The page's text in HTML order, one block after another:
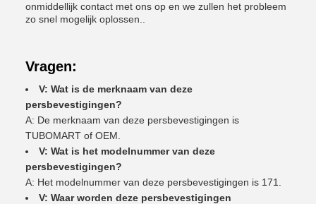
onmiddellijk contact met ons op en we zullen het probleem
zo snel mogelijk oplossen..
Vragen:
V: Wat is de merknaam van deze
persbevestigingen?
A: De merknaam van deze persbevestigingen is
TUBOMART of OEM.
V: Wat is het modelnummer van deze
persbevestigingen?
A: Het modelnummer van deze persbevestigingen is 171.
V: Waar worden deze persbevestigingen